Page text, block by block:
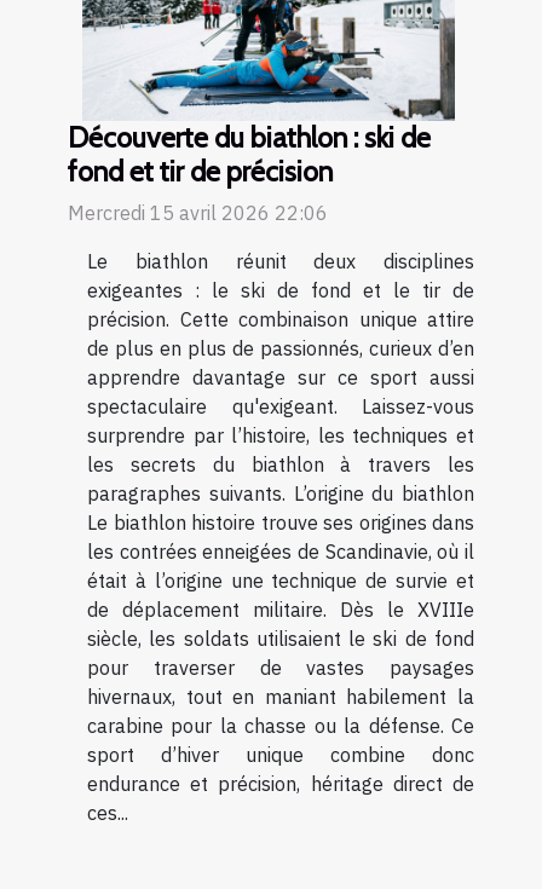
Découverte du biathlon : ski de
fond et tir de précision
Mercredi 15 avril 2026 22:06
Le biathlon réunit deux disciplines
exigeantes : le ski de fond et le tir de
précision. Cette combinaison unique attire
de plus en plus de passionnés, curieux d’en
apprendre davantage sur ce sport aussi
spectaculaire qu'exigeant. Laissez-vous
surprendre par l’histoire, les techniques et
les secrets du biathlon à travers les
paragraphes suivants. L’origine du biathlon
Le biathlon histoire trouve ses origines dans
les contrées enneigées de Scandinavie, où il
était à l’origine une technique de survie et
de déplacement militaire. Dès le XVIIIe
siècle, les soldats utilisaient le ski de fond
pour traverser de vastes paysages
hivernaux, tout en maniant habilement la
carabine pour la chasse ou la défense. Ce
sport d’hiver unique combine donc
endurance et précision, héritage direct de
ces...